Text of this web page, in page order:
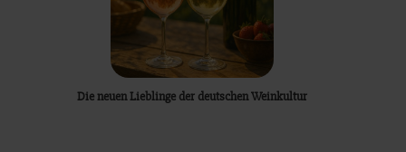
Die neuen Lieblinge der deutschen Weinkultur